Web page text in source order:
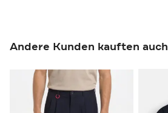
Andere Kunden kauften auch